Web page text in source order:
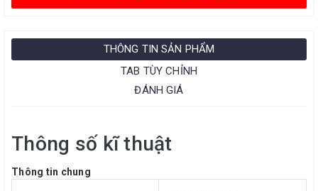
THÔNG TIN SẢN PHẨM
TAB TÙY CHỈNH
ĐÁNH GIÁ
Thông số kĩ thuật
Thông tin chung